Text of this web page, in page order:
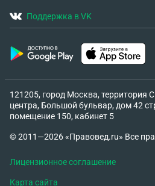
Поддержка в VK
121205, город Москва, территория
центра, Большой бульвар, дом 42
помещение 150, кабинет 5
© 2011—2026 «Правовед.ru» Все
Лицензионное соглашение
Карта сайта